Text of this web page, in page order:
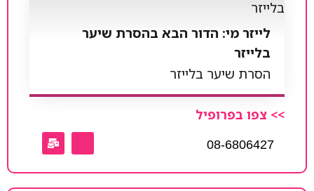
לייזר מי: הדור הבא בהסרת שיער
בלייזר
הסרת שיער בלייזר
>> צפו בפרופיל
08-6806427